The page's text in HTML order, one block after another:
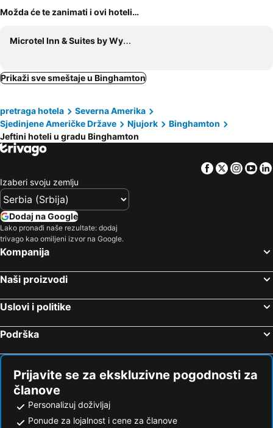
Možda će te zanimati i ovi hoteli…
Microtel Inn & Suites by Wyndham Binghamton
Prikaži sve smeštaje u Binghamton
pretraga hotela
Severna Amerika
Sjedinjene Američke Države
Njujork
Binghamton
Jeftini hoteli u gradu Binghamton
Facebook
Twitter
Izaberi svoju zemlju
Dodaj na Google
Lako pronađi naše rezultate: dodaj
trivago kao omiljeni izvor na Google.
Kompanija
Naši proizvodi
Uslovi i politike
Podrška
Prijavite se za ekskluzivne pogodnosti za
članove
Personalizuj doživljaj
Ponude za lojalnost i cene za članove